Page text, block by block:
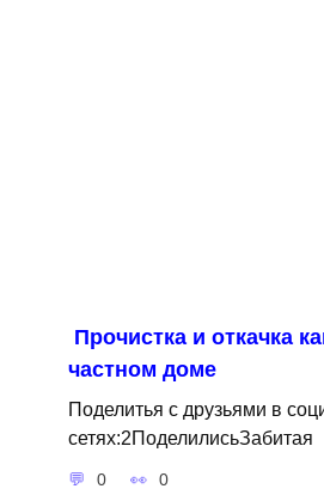
Прочистка и откачка
частном доме
Поделитья с друзьями в
сетях:2ПоделилисьЗабитая
0 0